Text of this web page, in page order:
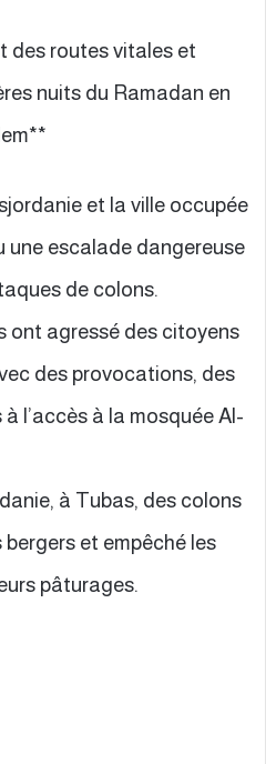
des routes vitales et
nuits du Ramadan en
et la ville occupée
une escalade dangereuse
de colons.
ont agressé des citoyens
des provocations, des
l’accès à la mosquée Al-
à Tubas, des colons
et empêché les
pâturages.